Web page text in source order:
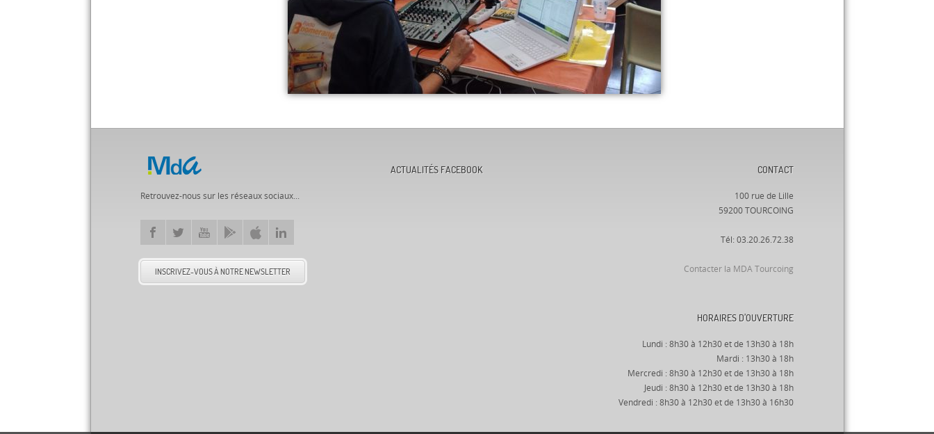
Retrouvez-nous sur les réseaux sociaux...
INSCRIVEZ-VOUS À NOTRE NEWSLETTER
ACTUALITÉS FACEBOOK CONTACT
100 rue de Lille
59200 TOURCOING
Tél: 03.20.26.72.38
Contacter la MDA Tourcoing
HORAIRES D’OUVERTURE
Lundi : 8h30 à 12h30 et de 13h30 à 18h
Mardi : 13h30 à 18h
Mercredi : 8h30 à 12h30 et de 13h30 à 18h
Jeudi : 8h30 à 12h30 et de 13h30 à 18h
Vendredi : 8h30 à 12h30 et de 13h30 à 16h30